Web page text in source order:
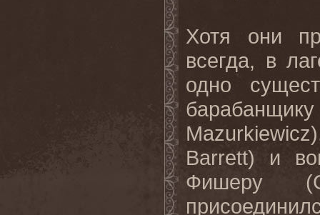
Хотя они
всегда, в
одно
Barrett) и
Фишеру